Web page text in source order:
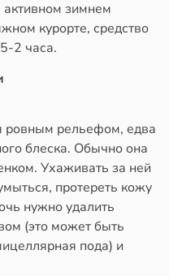
активном зимнем
курорте, средство
2 часа.
ровным рельефом, едва
блеска. Обычно она
Ухаживать за ней
протереть кожу
нужно удалить
(это может быть
пода) и